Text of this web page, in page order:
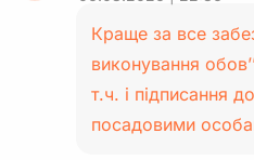
Краще за все
виконування
т.ч. і підписання
посадовими